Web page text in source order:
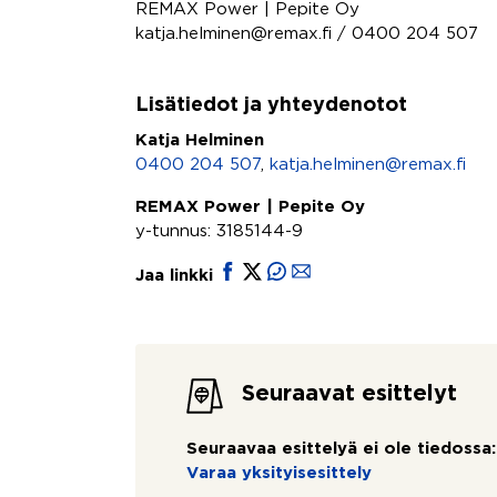
REMAX Power | Pepite Oy
katja.helminen@remax.fi / 0400 204 507
Lisätiedot ja yhteydenotot
Katja Helminen
0400 204 507
katja.helminen@remax.fi
REMAX Power | Pepite Oy
y-tunnus: 3185144-9
Jaa linkki
Seuraavat esittelyt
Seuraavaa esittelyä ei ole tiedossa:
Varaa yksityisesittely